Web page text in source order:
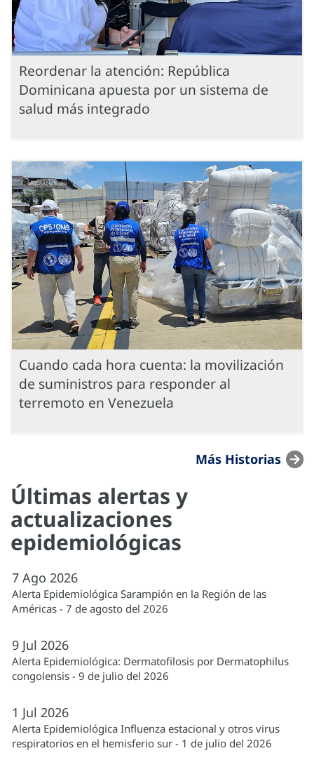
Reordenar la atención: República
Dominicana apuesta por un sistema de
salud más integrado
Cuando cada hora cuenta: la movilización
de suministros para responder al
terremoto en Venezuela
Más Historias
Últimas alertas y
actualizaciones
epidemiológicas
7 Ago 2026
Alerta Epidemiológica Sarampión en la Región de las
Américas - 7 de agosto del 2026
9 Jul 2026
Alerta Epidemiológica: Dermatofilosis por Dermatophilus
congolensis - 9 de julio del 2026
1 Jul 2026
Alerta Epidemiológica Influenza estacional y otros virus
respiratorios en el hemisferio sur - 1 de julio del 2026